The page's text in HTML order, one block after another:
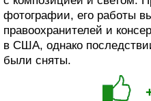
фотографии, его работы
правоохранителей и
в США, однако
были сняты.